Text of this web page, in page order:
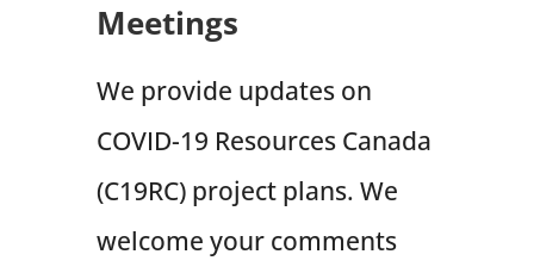
Meetings
We provide updates on
COVID-19 Resources Canada
(C19RC) project plans. We
welcome your comments